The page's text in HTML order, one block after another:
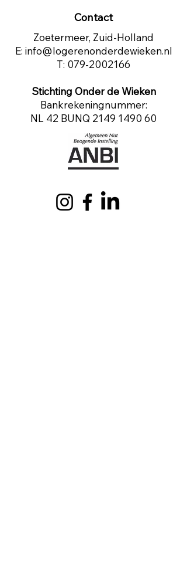
Contact
Zoetermeer, Zuid-Holland
E: info@logerenonderdewieken.nl
T: 079-2002166
Stichting Onder de Wieken
Bankrekeningnummer:
NL 42 BUNQ 2149 1490 60